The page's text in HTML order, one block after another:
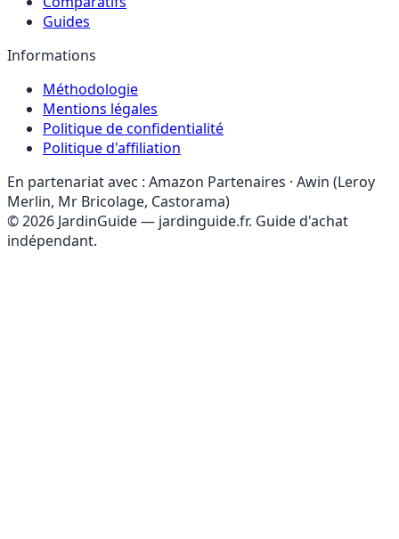
Guides
Informations
Méthodologie
Mentions légales
Politique de confidentialité
Politique d'affiliation
En partenariat avec : Amazon Partenaires · Awin (Leroy
Merlin, Mr Bricolage, Castorama)
© 2026 JardinGuide — jardinguide.fr. Guide d'achat
indépendant.